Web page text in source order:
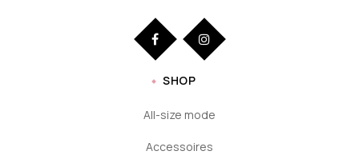
SHOP
All-size mode
Accessoires